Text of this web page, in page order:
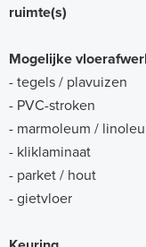
ruimte(s)
Mogelijke
- tegels / plavuizen
- PVC-stroken
- marmoleum /
- kliklaminaat
- parket / hout
- gietvloer